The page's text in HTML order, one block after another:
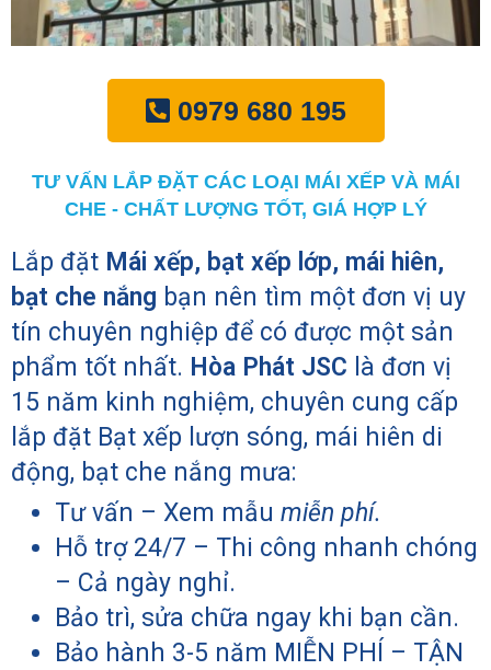
0979 680 195
TƯ VẤN LẮP ĐẶT CÁC LOẠI MÁI XẾP VÀ MÁI
CHE - CHẤT LƯỢNG TỐT, GIÁ HỢP LÝ
Lắp đặt Mái xếp, bạt xếp lớp, mái hiên,
bạt che nắng bạn nên tìm một đơn vị uy
tín chuyên nghiệp để có được một sản
phẩm tốt nhất. Hòa Phát JSC là đơn vị
15 năm kinh nghiệm, chuyên cung cấp
lắp đặt Bạt xếp lượn sóng, mái hiên di
động, bạt che nắng mưa:
Tư vấn – Xem mẫu miễn phí.
Hỗ trợ 24/7 – Thi công nhanh chóng
– Cả ngày nghỉ.
Bảo trì, sửa chữa ngay khi bạn cần.
Bảo hành 3-5 năm MIỄN PHÍ – TẬN